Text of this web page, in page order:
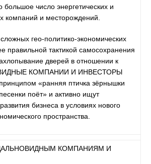
большое число энергетических и
компаний и месторождений.
гео-политико-экономических
правильной тактикой самосохранения
дверей в отношении к
КОМПАНИИ И ИНВЕСТОРЫ
«ранняя птичка зёрнышки
поёт» и активно ищут
бизнеса в условиях нового
пространства.
КОМПАНИЯМ И